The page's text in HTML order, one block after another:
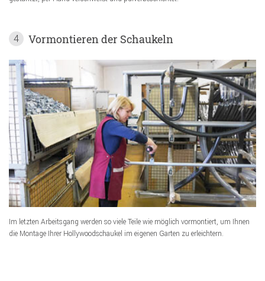
4 Vormontieren der Schaukeln
Im letzten Arbeitsgang werden so viele Teile wie möglich vormontiert, um Ihnen
die Montage Ihrer Hollywoodschaukel im eigenen Garten zu erleichtern.